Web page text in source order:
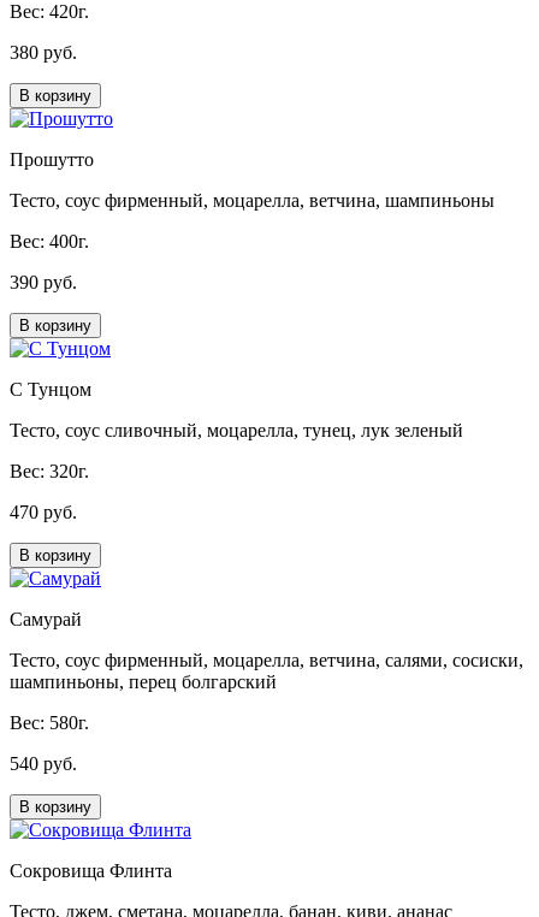
Вес: 420г.
380 руб.
В корзину
Прошутто
Тесто, соус фирменный, моцарелла, ветчина, шампиньоны
Вес: 400г.
390 руб.
В корзину
С Тунцом
Тесто, соус сливочный, моцарелла, тунец, лук зеленый
Вес: 320г.
470 руб.
В корзину
Самурай
Тесто, соус фирменный, моцарелла, ветчина, салями, сосиски,
шампиньоны, перец болгарский
Вес: 580г.
540 руб.
В корзину
Сокровища Флинта
Тесто, джем, сметана, моцарелла, банан, киви, ананас